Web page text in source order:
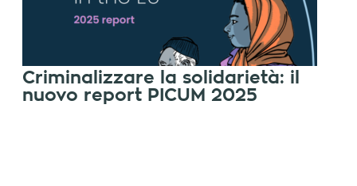
Criminalizzare la solidarietà: il
nuovo report PICUM 2025